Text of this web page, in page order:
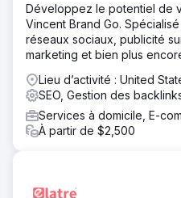
Mise en œuvre d'une
mettant l'accent sur
utilisateur et un marketing
Web et utilisation de
personnaliser les
base d'utilisateurs et les taux
Résultat
La base d'utilisateurs a
considérablement amélioré
Développez le potentiel de
Vincent Brand Go. Spécialisé
réseaux sociaux, publicité
marketing et bien plus
Lieu d’activité : United
SEO, Gestion des
Services à domicile, E-
À partir de $2,500